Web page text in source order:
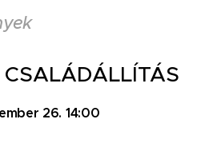
CSALÁDÁLLÍTÁS
26. 14:00